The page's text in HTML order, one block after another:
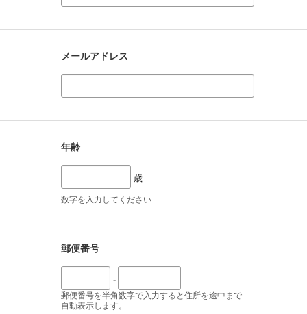
メールアドレス
年齢
歳
数字を入力してください
郵便番号
-
郵便番号を半角数字で入力すると住所を途中まで
自動表示します。